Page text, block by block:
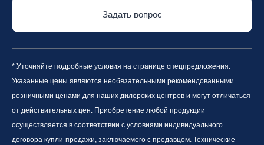
Задать вопрос
* Уточняйте подробные условия на странице спецпредложения.
Указанные цены являются необязательными рекомендованными
розничными ценами для наших дилерских центров и могут отличаться
от действительных цен. Приобретение любой продукции
осуществляется в соответствии с условиями индивидуального
договора купли-продажи, заключаемого с продавцом. Технические